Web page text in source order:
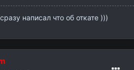
написал что об откате )))